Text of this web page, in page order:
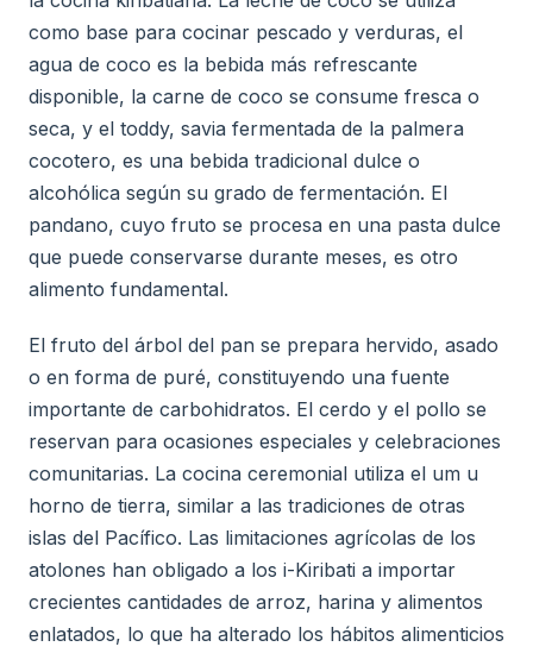
como base para cocinar pescado y verduras, el
agua de coco es la bebida más refrescante
disponible, la carne de coco se consume fresca o
seca, y el toddy, savia fermentada de la palmera
cocotero, es una bebida tradicional dulce o
alcohólica según su grado de fermentación. El
pandano, cuyo fruto se procesa en una pasta dulce
que puede conservarse durante meses, es otro
alimento fundamental.
El fruto del árbol del pan se prepara hervido, asado
o en forma de puré, constituyendo una fuente
importante de carbohidratos. El cerdo y el pollo se
reservan para ocasiones especiales y celebraciones
comunitarias. La cocina ceremonial utiliza el um u
horno de tierra, similar a las tradiciones de otras
islas del Pacífico. Las limitaciones agrícolas de los
atolones han obligado a los i-Kiribati a importar
crecientes cantidades de arroz, harina y alimentos
enlatados, lo que ha alterado los hábitos alimenticios